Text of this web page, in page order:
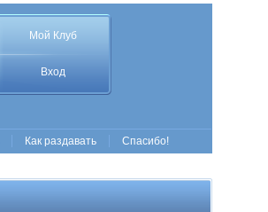
Мой Клуб
Вход
Как раздавать Спасибо!